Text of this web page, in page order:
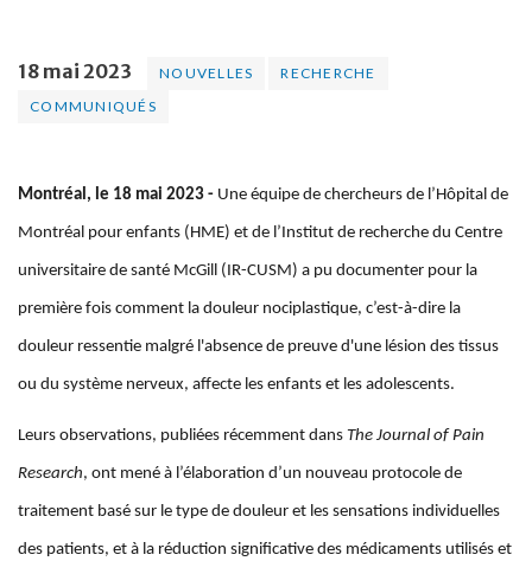
18 mai 2023 NOUVELLES
RECHERCHE
COMMUNIQUÉS
Montréal, le 18 mai 2023 - Une équipe de chercheurs de l’Hôpital de
Montréal pour enfants (HME) et de l’Institut de recherche du Centre
universitaire de santé McGill (IR-CUSM) a pu documenter pour la
première fois comment la douleur nociplastique, c’est-à-dire la
douleur ressentie malgré l'absence de preuve d'une lésion des tissus
ou du système nerveux, affecte les enfants et les adolescents.
Leurs observations, publiées récemment dans The Journal of Pain
Research, ont mené à l’élaboration d’un nouveau protocole de
traitement basé sur le type de douleur et les sensations individuelles
des patients, et à la réduction significative des médicaments utilisés et